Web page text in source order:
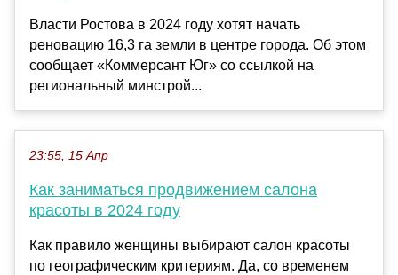
Власти Ростова в 2024 году хотят начать
реновацию 16,3 га земли в центре города. Об этом
сообщает «Коммерсант Юг» со ссылкой на
региональный минстрой...
23:55, 15 Апр
Как заниматься продвижением салона
красоты в 2024 году
Как правило женщины выбирают салон красоты
по географическим критериям. Да, со временем